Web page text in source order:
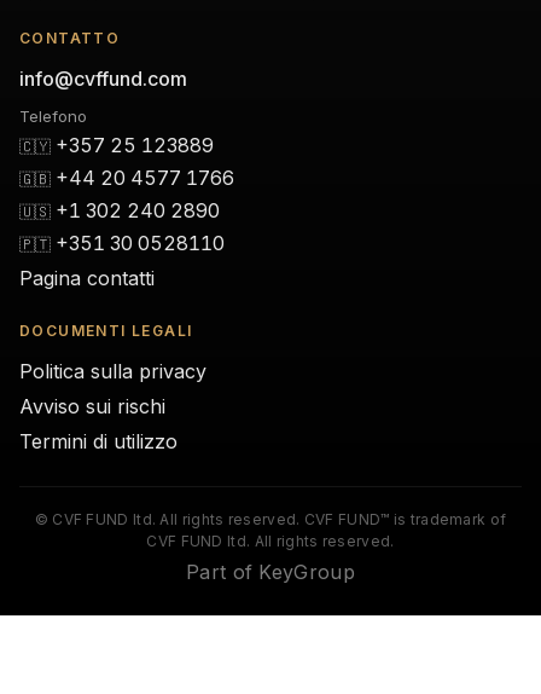
CONTATTO
info@cvffund.com
Telefono
🇨🇾 +357 25 123889
🇬🇧 +44 20 4577 1766
🇺🇸 +1 302 240 2890
🇵🇹 +351 30 0528110
Pagina contatti
DOCUMENTI LEGALI
Politica sulla privacy
Avviso sui rischi
Termini di utilizzo
© CVF FUND ltd. All rights reserved. CVF FUND™ is trademark of
CVF FUND ltd. All rights reserved.
Part of KeyGroup